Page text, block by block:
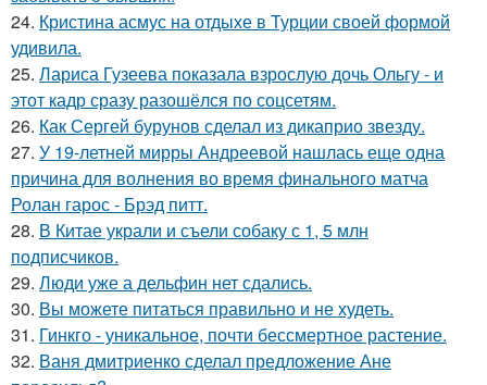
24. Кристина асмус на отдыхе в Турции своей формой
удивила.
25. Лариса Гузеева показала взрослую дочь Ольгу - и
этот кадр сразу разошёлся по соцсетям.
26. Как Сергей бурунов сделал из дикаприо звезду.
27. У 19-летней мирры Андреевой нашлась еще одна
причина для волнения во время финального матча
Ролан гарос - Брэд питт.
28. В Китае украли и съели собаку с 1, 5 млн
подписчиков.
29. Люди уже а дельфин нет сдались.
30. Вы можете питаться правильно и не худеть.
31. Гинкго - уникальное, почти бессмертное растение.
32. Ваня дмитриенко сделал предложение Ане